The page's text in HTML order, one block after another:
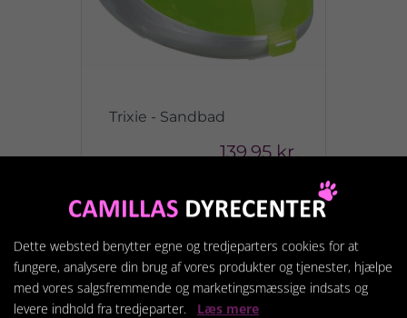
Trixie - Sandbad
139,95 kr.
Vis produkt
Dette websted benytter egne og tredjeparters cookies for at
fungere, analysere din brug af vores produkter og tjenester, hjælpe
med vores salgsfremmende og marketingsmæssige indsats og
levere indhold fra tredjeparter. Læs mere